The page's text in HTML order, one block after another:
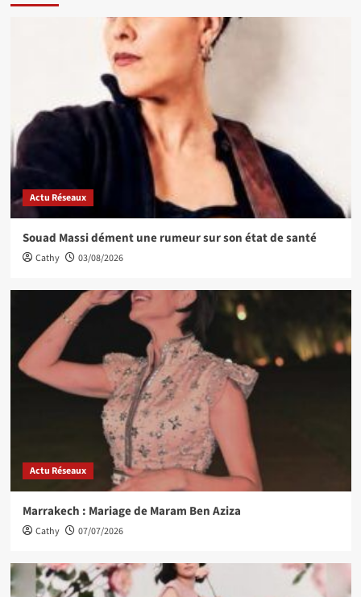
Actu Réseaux
Souad Massi dément une rumeur sur son état de santé
Cathy 03/08/2026
Actu Réseaux
Marrakech : Mariage de Maram Ben Aziza
Cathy 07/07/2026